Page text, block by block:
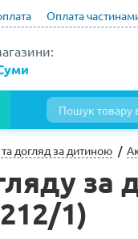
Оплата
та догляд за дитиною
за
1)